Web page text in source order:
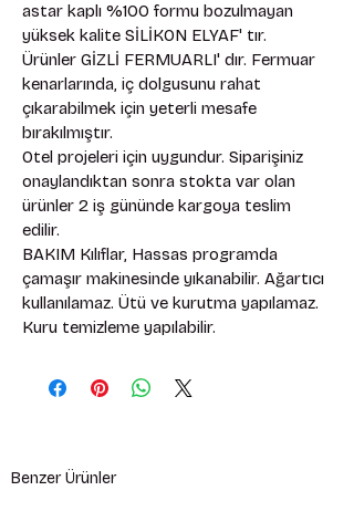
astar kaplı %100 formu bozulmayan
yüksek kalite SİLİKON ELYAF' tır.
Ürünler GİZLİ FERMUARLI' dır. Fermuar
kenarlarında, iç dolgusunu rahat
çıkarabilmek için yeterli mesafe
bırakılmıştır.
Otel projeleri için uygundur. Siparişiniz
onaylandıktan sonra stokta var olan
ürünler 2 iş gününde kargoya teslim
edilir.
BAKIM Kılıflar, Hassas programda
çamaşır makinesinde yıkanabilir. Ağartıcı
kullanılamaz. Ütü ve kurutma yapılamaz.
Kuru temizleme yapılabilir.
Benzer Ürünler